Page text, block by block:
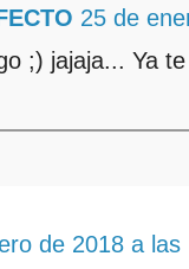
25 de
;) jajaja... Ya
de 2018 a las